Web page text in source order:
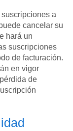
a
cancelar su
hará un
suscripciones
de facturación.
en vigor
de